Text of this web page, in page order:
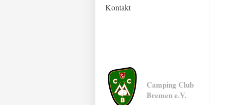
Kontakt
Camping Club
Breme​n e.V.